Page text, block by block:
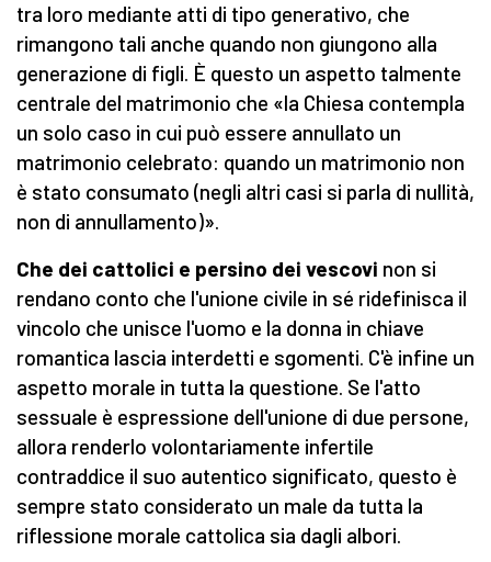
tra loro mediante atti di tipo generativo, che
rimangono tali anche quando non giungono alla
generazione di figli. È questo un aspetto talmente
centrale del matrimonio che «la Chiesa contempla
un solo caso in cui può essere annullato un
matrimonio celebrato: quando un matrimonio non
è stato consumato (negli altri casi si parla di nullità,
non di annullamento)».
Che dei cattolici e persino dei vescovi non si
rendano conto che l'unione civile in sé ridefinisca il
vincolo che unisce l'uomo e la donna in chiave
romantica lascia interdetti e sgomenti. C'è infine un
aspetto morale in tutta la questione. Se l'atto
sessuale è espressione dell'unione di due persone,
allora renderlo volontariamente infertile
contraddice il suo autentico significato, questo è
sempre stato considerato un male da tutta la
riflessione morale cattolica sia dagli albori.